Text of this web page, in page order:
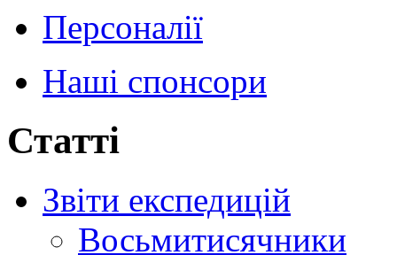
Персоналії
Наші спонсори
Статті
Звіти експедицій
Восьмитисячники